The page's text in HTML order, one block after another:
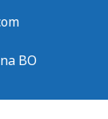
BO